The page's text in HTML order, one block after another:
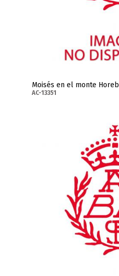
Moisés en el monte Horeb
AC-13351